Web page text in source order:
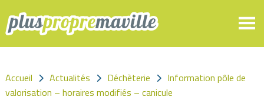
Accueil Actualités Déchèterie
Information pôle de
valorisation – horaires modifiés – canicule